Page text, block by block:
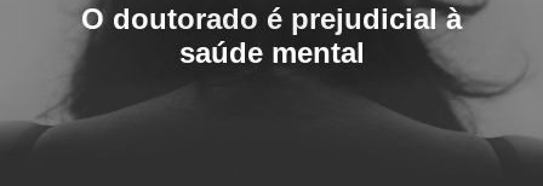
O doutorado é prejudicial à
saúde mental